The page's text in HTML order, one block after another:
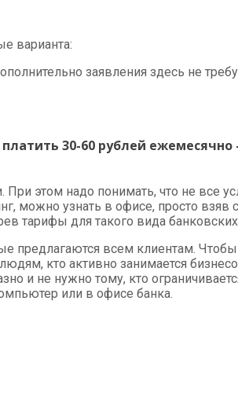
варианта:
заявления здесь не
30-60 рублей
этом надо понимать, что не все
можно узнать в офисе, просто
тарифы для такого вида банковских
предлагаются всем клиентам.
кто активно занимается
и не нужно тому, кто
или в офисе банка.